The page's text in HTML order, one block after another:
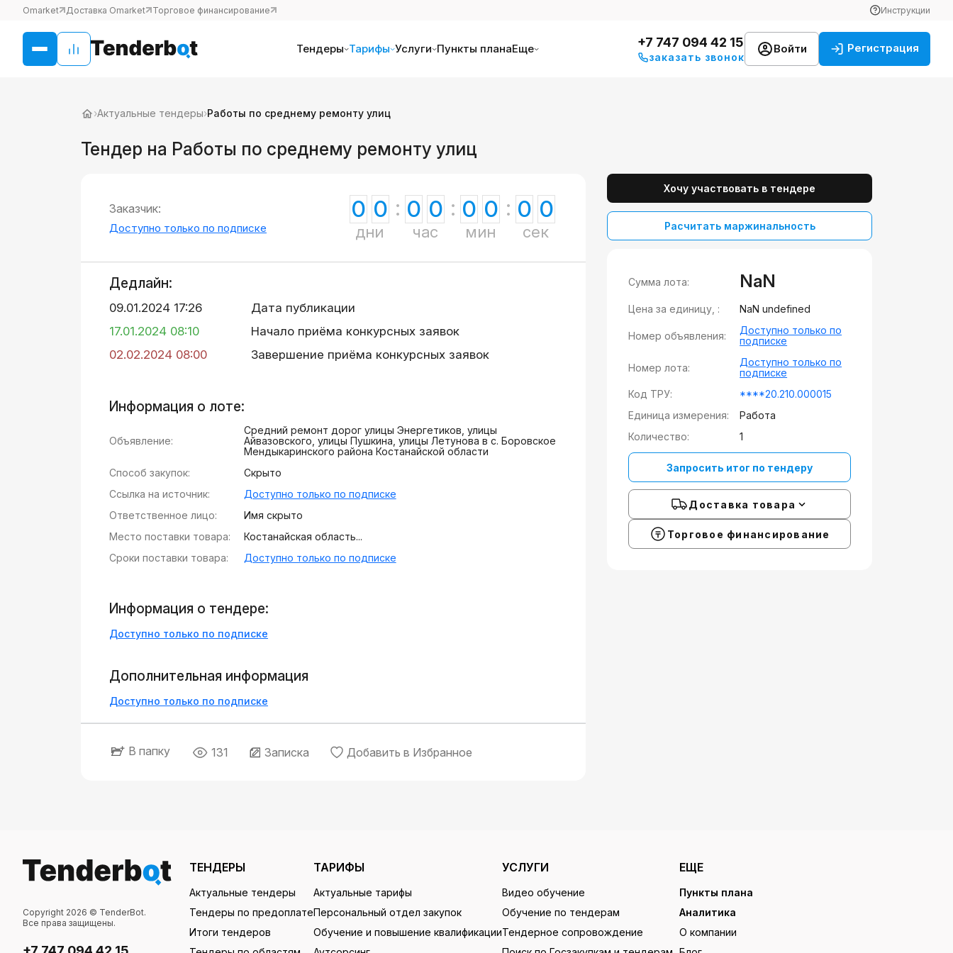
Omarket Доставка Omarket Торговое финансирование Инструкции
Тендеры Тарифы Услуги Пункты планаЕще +7 747 094 42 15
заказать звонок
Войти Регистрация
›Актуальные тендеры›Работы по среднему ремонту улиц
Тендер на Работы по среднему ремонту улиц
Заказчик:
Доступно только по подписке
0 0
дни
0 0
час
0 0
мин
0 0
сек
Дедлайн:
09.01.2024 17:26
Дата публикации
17.01.2024 08:10
Начало приёма конкурсных заявок
02.02.2024 08:00
Завершение приёма конкурсных заявок
Информация о лоте:
Объявление:
Средний ремонт дорог улицы Энергетиков, улицы
Айвазовского, улицы Пушкина, улицы Летунова в с. Боровское
Мендыкаринского района Костанайской области
Способ закупок:
Скрыто
Ссылка на источник:
Доступно только по подписке
Ответственное лицо:
Имя скрыто
Место поставки товара:
Костанайская область...
Сроки поставки товара:
Доступно только по подписке
Информация о тендере:
Доступно только по подписке
Дополнительная информация
Доступно только по подписке
В папку 131 Записка Добавить в Избранное
Хочу участвовать в тендере
Расчитать маржинальность
Сумма лота: NaN
Цена за единицу, : NaN undefined
Номер объявления:
Доступно только по
подписке
Номер лота:
Доступно только по
подписке
Код ТРУ:
****20.210.000015
Единица измерения:
Работа
Количество:
1
Запросить итог по тендеру
Доставка товара
Торговое финансирование
Copyright 2026 © TenderBot.
Все права защищены.
ТЕНДЕРЫ
Актуальные тендеры
Тендеры по предоплате
Итоги тендеров
ТАРИФЫ
Актуальные тарифы
Персональный отдел закупок
Обучение и повышение квалификации
УСЛУГИ
Видео обучение
Обучение по тендерам
Тендерное сопровождение
ЕЩЕ
Пункты плана
Аналитика
О компании